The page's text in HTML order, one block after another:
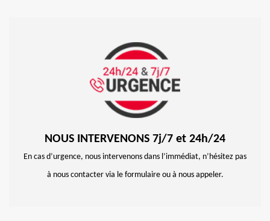
NOUS INTERVENONS 7j/7 et 24h/24
En cas d’urgence, nous intervenons dans l’immédiat, n’hésitez pas
à nous contacter via le formulaire ou à nous appeler.